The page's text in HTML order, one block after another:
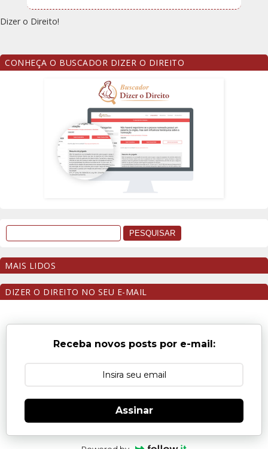
Dizer o Direito!
CONHEÇA O BUSCADOR DIZER O DIREITO
MAIS LIDOS
DIZER O DIREITO NO SEU E-MAIL
Receba novos posts por e-mail:
Assinar